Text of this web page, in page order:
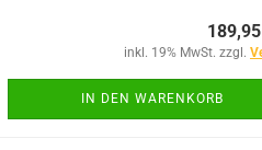
inkl. 19% MwSt. zzgl.
IN DEN WARENKORB